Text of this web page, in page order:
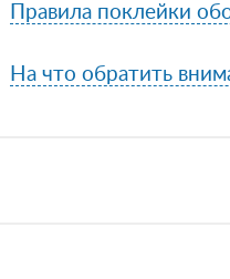
Правила поклейки
На что обратить